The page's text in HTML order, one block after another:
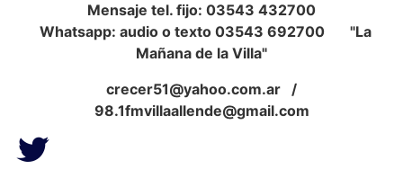
Mensaje tel. fijo: 03543 432700
Whatsapp: audio o texto 03543 692700 "La
Mañana de la Villa"
crecer51@yahoo.com.ar /
98.1fmvillaallende@gmail.com